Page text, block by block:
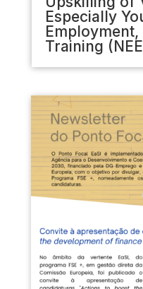
Especially
Training